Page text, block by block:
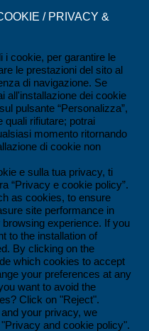
/ PRIVACY &
i cookie, per garantire le
le prestazioni del sito al
di navigazione. Se
all'installazione dei cookie
pulsante “Personalizza”,
quali rifiutare; potrai
momento ritornando
di cookie non
e sulla tua privacy, ti
“Privacy e cookie policy”.
as cookies, to ensure
site performance in
experience. If you
to the installation of
By clicking on the
which cookies to accept
your preferences at any
want to avoid the
Click on "Reject".
your privacy, we
and cookie policy".